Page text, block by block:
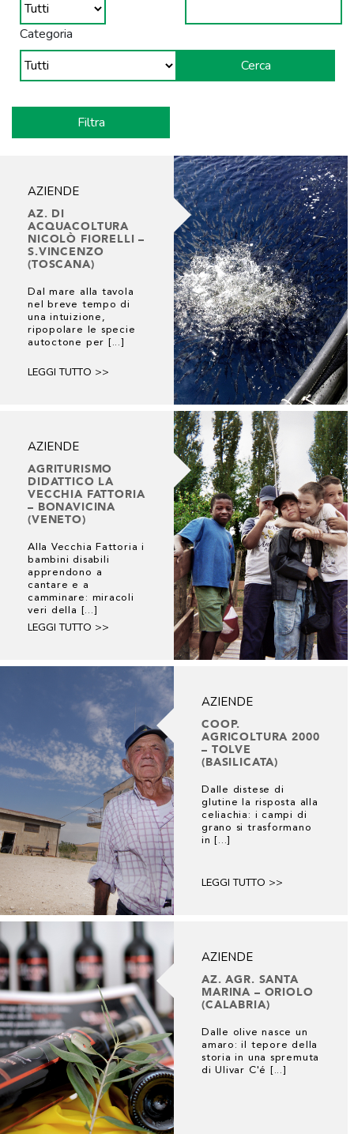
Categoria
AZIENDE
AZ. DI
ACQUACOLTURA
NICOLÒ FIORELLI –
S.VINCENZO
(TOSCANA)
Dal mare alla tavola
nel breve tempo di
una intuizione,
ripopolare le specie
autoctone per [...]
LEGGI TUTTO >>
AZIENDE
AGRITURISMO
DIDATTICO LA
VECCHIA FATTORIA
– BONAVICINA
(VENETO)
Alla Vecchia Fattoria i
bambini disabili
apprendono a
cantare e a
camminare: miracoli
veri della [...]
LEGGI TUTTO >>
AZIENDE
COOP.
AGRICOLTURA 2000
– TOLVE
(BASILICATA)
Dalle distese di
glutine la risposta alla
celiachia: i campi di
grano si trasformano
in [...]
LEGGI TUTTO >>
AZIENDE
AZ. AGR. SANTA
MARINA – ORIOLO
(CALABRIA)
Dalle olive nasce un
amaro: il tepore della
storia in una spremuta
di Ulivar C'é [...]